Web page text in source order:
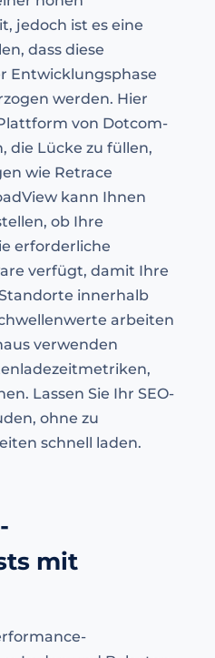
jedoch ist es eine
dass diese
Entwicklungsphase
werden. Hier
von Dotcom-
die Lücke zu füllen,
wie Retrace
kann Ihnen
ob Ihre
erforderliche
verfügt, damit Ihre
innerhalb
arbeiten
verwenden
Lassen Sie Ihr SEO-
ohne zu
schnell laden.
mit